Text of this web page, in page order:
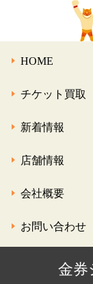
HOME
チケット買取
新着情報
店舗情報
会社概要
お問い合わせ
金券